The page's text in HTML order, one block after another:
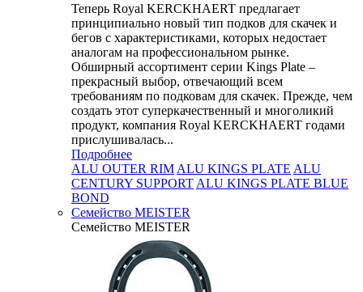
Теперь Royal KERCKHAERT предлагает
принципиально новый тип подков для скачек и
бегов с характеристиками, которых недостает
аналогам на профессиональном рынке.
Обширный ассортимент серии Kings Plate –
прекрасный выбор, отвечающий всем
требованиям по подковам для скачек. Прежде, чем
создать этот суперкачественный и многоликий
продукт, компания Royal KERCKHAERT годами
прислушивалась...
Подробнее
ALU OUTER RIM ALU KINGS PLATE ALU
CENTURY SUPPORT ALU KINGS PLATE BLUE
BOND
Семейство МEISTER
Семейство МEISTER